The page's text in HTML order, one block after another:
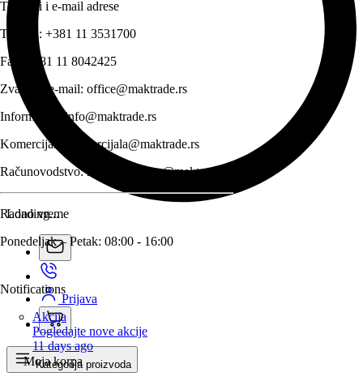
Telefoni i e-mail adrese
Telefon: +381 11 3531700
Fax:
+381 11 8042425
Zvanični e-mail: office@maktrade.rs
Informacije:
info@maktrade.rs
Komercijala:
komercijala@maktrade.rs
Računovodstvo:racunovodstvo@maktrade.rs
Radno vreme
Ponedeljak – Petak: 08:00 - 16:00
Loading...
Notifications
Akcija
Pogledajte nove akcije
11 days ago
Prijava
Moja korpa
Kategorija proizvoda